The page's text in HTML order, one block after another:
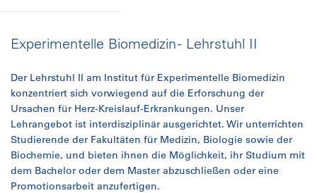
Experimentelle Biomedizin - Lehrstuhl II
Der Lehrstuhl II am Institut für Experimentelle Biomedizin
konzentriert sich vorwiegend auf die Erforschung der
Ursachen für Herz-Kreislauf-Erkrankungen. Unser
Lehrangebot ist interdisziplinär ausgerichtet. Wir unterrichten
Studierende der Fakultäten für Medizin, Biologie sowie der
Biochemie, und bieten ihnen die Möglichkeit, ihr Studium mit
dem Bachelor oder dem Master abzuschließen oder eine
Promotionsarbeit anzufertigen.